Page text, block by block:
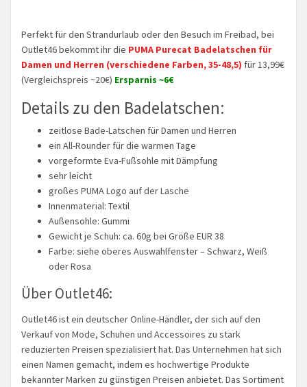
Perfekt für den Strandurlaub oder den Besuch im Freibad, bei
Outlet46 bekommt ihr die PUMA Purecat Badelatschen für
Damen und Herren (verschiedene Farben, 35-48,5) für 13,99€
(Vergleichspreis ~20€) Ersparnis ~6€
Details zu den Badelatschen:
zeitlose Bade-Latschen für Damen und Herren
ein All-Rounder für die warmen Tage
vorgeformte Eva-Fußsohle mit Dämpfung
sehr leicht
großes PUMA Logo auf der Lasche
Innenmaterial: Textil
Außensohle: Gummi
Gewicht je Schuh: ca. 60g bei Größe EUR 38
Farbe: siehe oberes Auswahlfenster – Schwarz, Weiß
oder Rosa
Über Outlet46:
Outlet46 ist ein deutscher Online-Händler, der sich auf den
Verkauf von Mode, Schuhen und Accessoires zu stark
reduzierten Preisen spezialisiert hat. Das Unternehmen hat sich
einen Namen gemacht, indem es hochwertige Produkte
bekannter Marken zu günstigen Preisen anbietet. Das Sortiment